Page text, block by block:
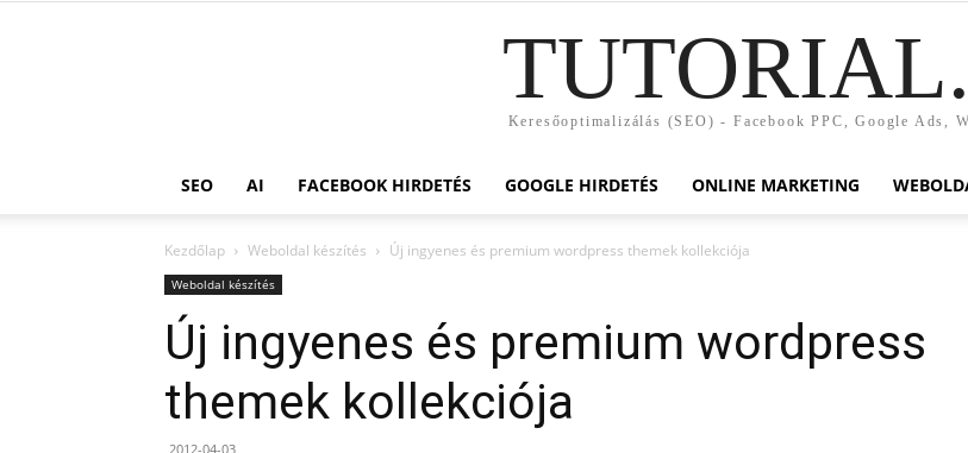
Keresőoptimalizálás (SEO) - Facebook PPC, Google Ads,
SEO AI FACEBOOK HIRDETÉS GOOGLE HIRDETÉS ONLINE MARKETING
Kezdőlap Weboldal készítés Új ingyenes és premium wordpress themek kollekciója
Weboldal készítés
Új ingyenes és premium wordpress
themek kollekciója
2012-04-03